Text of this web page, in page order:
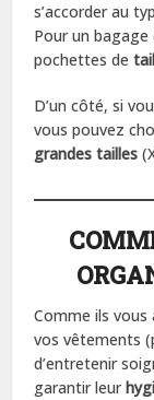
s’accorder au
Pour un bagage
pochettes de
D’un côté, si
vous pouvez
grandes tailles
Comme ils
vos vêtements
d’entretenir
garantir leur